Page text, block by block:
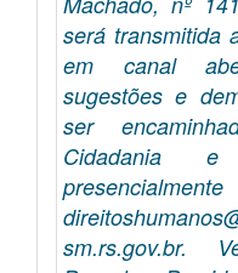
será transmitida
em canal
sugestões e
ser
Cidadania e
sm.rs.gov.br.